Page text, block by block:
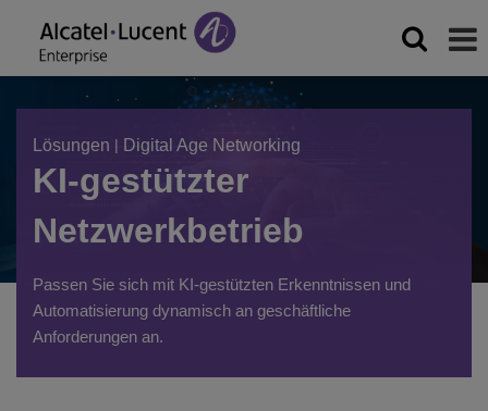
Lösungen | Digital Age Networking
KI-gestützter
Netzwerkbetrieb
Passen Sie sich mit KI-gestützten Erkenntnissen und
Automatisierung dynamisch an geschäftliche
Anforderungen an.